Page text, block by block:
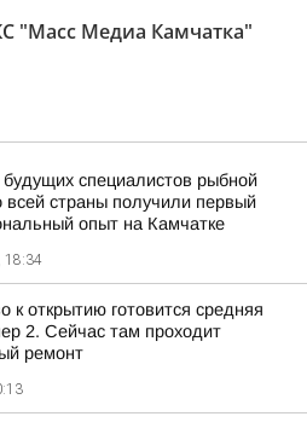
"Масс Медиа Камчатка"
специалистов рыбной
всей страны получили первый
опыт на Камчатке
18:34
к открытию готовится средняя
2. Сейчас там проходит
ремонт